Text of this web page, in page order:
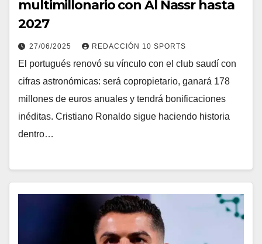
multimillonario con Al Nassr hasta
2027
27/06/2025 REDACCIÓN 10 SPORTS
El portugués renovó su vínculo con el club saudí con
cifras astronómicas: será copropietario, ganará 178
millones de euros anuales y tendrá bonificaciones
inéditas. Cristiano Ronaldo sigue haciendo historia
dentro…